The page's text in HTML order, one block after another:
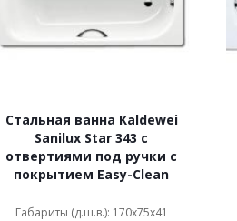
Стальная ванна Kaldewei
Sanilux Star 343 с
отвертиями под ручки с
покрытием Easy-Clean
Габариты (д.ш.в.): 170x75x41